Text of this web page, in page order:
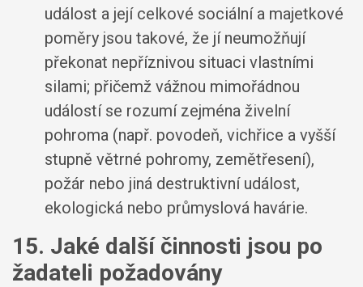
událost a její celkové sociální a majetkové
poměry jsou takové, že jí neumožňují
překonat nepříznivou situaci vlastními
silami; přičemž vážnou mimořádnou
událostí se rozumí zejména živelní
pohroma (např. povodeň, vichřice a vyšší
stupně větrné pohromy, zemětřesení),
požár nebo jiná destruktivní událost,
ekologická nebo průmyslová havárie.
15. Jaké další činnosti jsou po
žadateli požadovány